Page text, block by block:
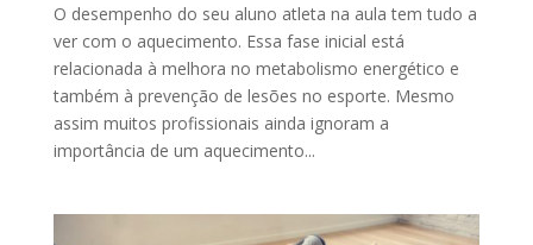
O desempenho do seu aluno atleta na aula tem tudo a
ver com o aquecimento. Essa fase inicial está
relacionada à melhora no metabolismo energético e
também à prevenção de lesões no esporte. Mesmo
assim muitos profissionais ainda ignoram a
importância de um aquecimento...